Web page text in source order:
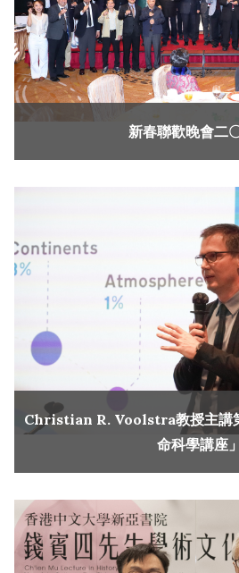
新春聯歡晚會二
Christian R. Voolstra教授主講
命科學講座」